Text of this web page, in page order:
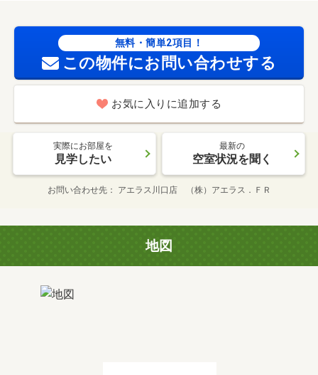
無料・簡単2項目！
この物件にお問い合わせする
お気に入りに追加する
実際にお部屋を
見学したい
最新の
空室状況を聞く
お問い合わせ先 アエラス川口店 （株）アエラス．ＦＲ
地図